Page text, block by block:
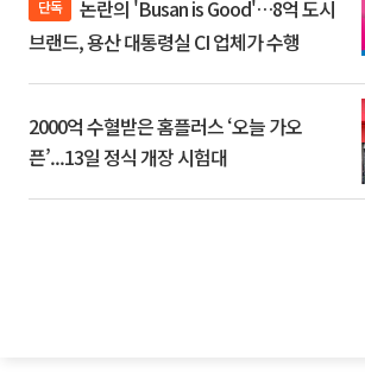
단독
브랜드, 용산 대통령실 CI 업체가 수행
2000억 수혈받은 홈플러스 ‘오늘 가오
픈’...13일 정식 개장 시험대